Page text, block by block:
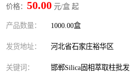
价格： 50.00 元/盒 起
产品数量： 1000.00盒
发货地址： 河北省石家庄裕华区
关键词： 邯郸Silica固相萃取柱批发